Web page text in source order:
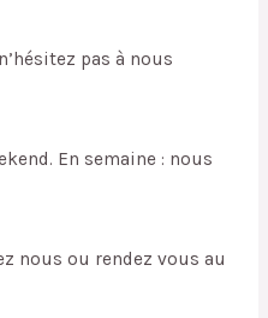
pas à nous
En semaine : nous
nous ou rendez vous au